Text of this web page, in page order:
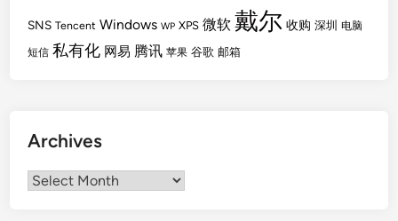
SNS Tencent Windows WP XPS 微软 戴尔 收购 深圳 电脑
短信 私有化 网易 腾讯 苹果 谷歌 邮箱
Archives
Archives